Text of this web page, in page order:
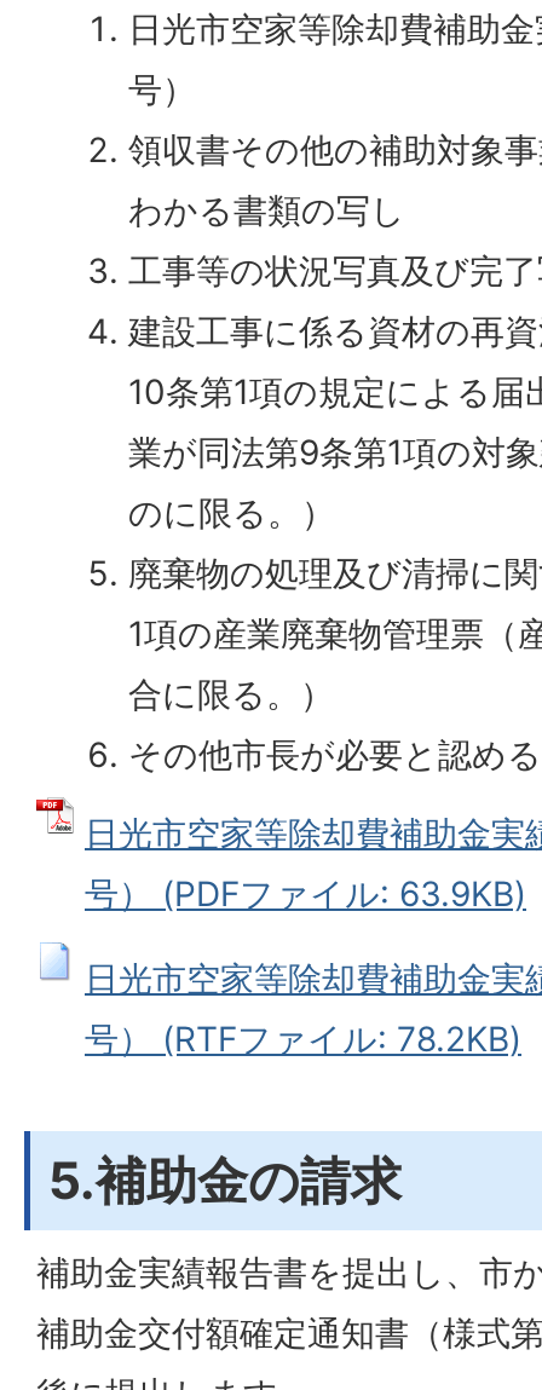
日光市空家等除却費補助
号）
領収書その他の補助対象
わかる書類の写し
工事等の状況写真及び完
建設工事に係る資材の再
10条第1項の規定による届
業が同法第9条第1項の対
のに限る。）
廃棄物の処理及び清掃に
1項の産業廃棄物管理票（
合に限る。）
その他市長が必要と認め
日光市空家等除却費補助金
号） (PDFファイル: 63.9KB)
日光市空家等除却費補助金
号） (RTFファイル: 78.2KB)
5.補助金の請求
補助金実績報告書を提出し、市
補助金交付額確定通知書（様式